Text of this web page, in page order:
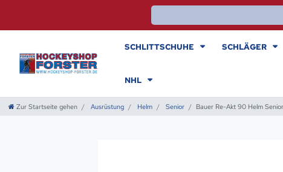
SCHLITTSCHUHE SCHLÄGER
NHL
Zur Startseite gehen Ausrüstung Helm Senior Bauer Re-Akt 90 Helm Senior